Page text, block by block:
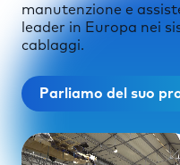
manutenzione e
leader in Europa nei
cablaggi.
Parliamo del suo